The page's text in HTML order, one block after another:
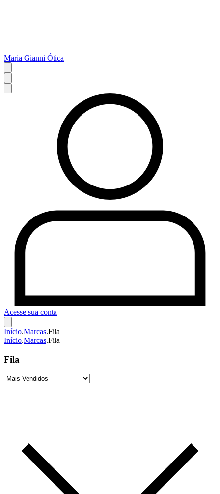
Maria Gianni Ótica
Acesse sua conta
Início.Marcas.Fila
Início.Marcas.Fila
Fila